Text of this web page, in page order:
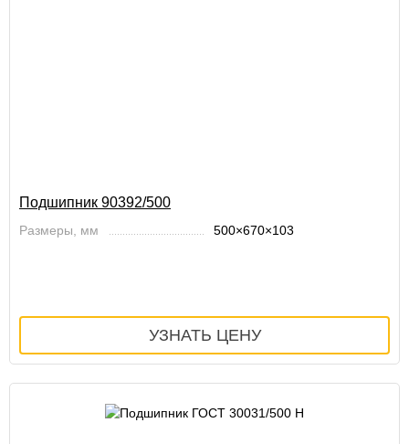
Подшипник 90392/500
Размеры, мм 500×670×103